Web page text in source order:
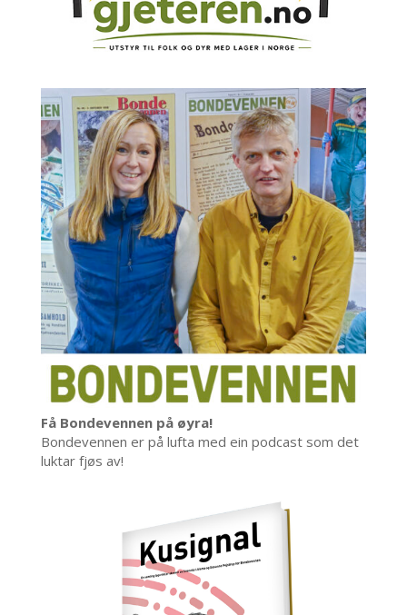
Få Bondevennen på øyra!
Bondevennen er på lufta med ein podcast som det
luktar fjøs av!